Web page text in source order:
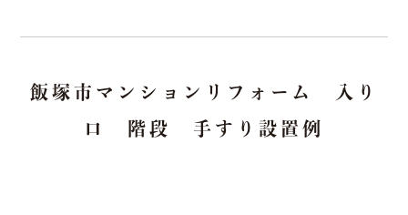
飯塚市マンションリフォーム 入り
口 階段 手すり設置例